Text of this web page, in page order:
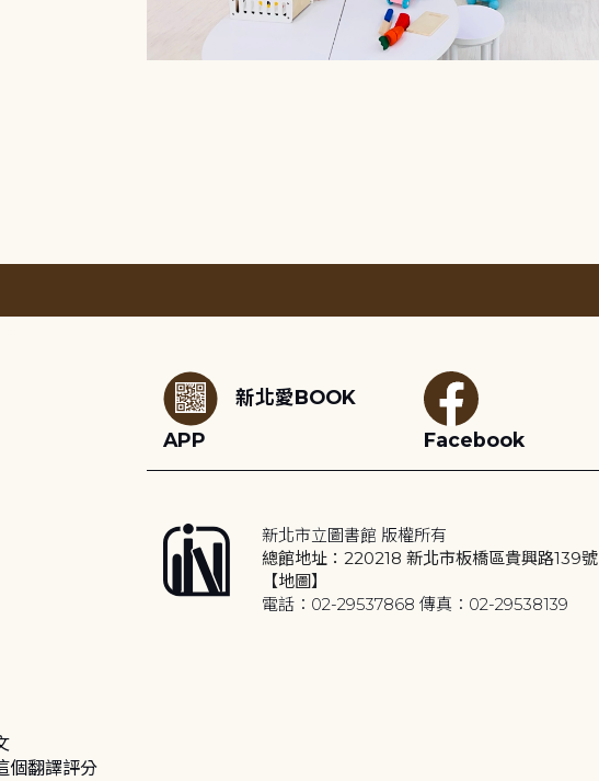
新北愛BOOK
APP
Facebook
新北市立圖書館 版權所有
總館地址：220218 新北市板橋區貴興路139號
【地圖】
電話：02-29537868 傳真：02-29538139
個翻譯評分